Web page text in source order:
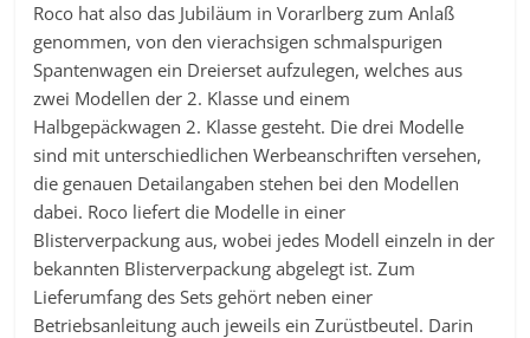
Roco hat also das Jubiläum in Vorarlberg zum Anlaß
genommen, von den vierachsigen schmalspurigen
Spantenwagen ein Dreierset aufzulegen, welches aus
zwei Modellen der 2. Klasse und einem
Halbgepäckwagen 2. Klasse gesteht. Die drei Modelle
sind mit unterschiedlichen Werbeanschriften versehen,
die genauen Detailangaben stehen bei den Modellen
dabei. Roco liefert die Modelle in einer
Blisterverpackung aus, wobei jedes Modell einzeln in der
bekannten Blisterverpackung abgelegt ist. Zum
Lieferumfang des Sets gehört neben einer
Betriebsanleitung auch jeweils ein Zurüstbeutel. Darin